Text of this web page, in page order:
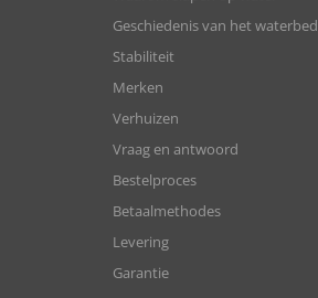
Geschiedenis van het waterbed
Stabiliteit
Merken
Verhuizen
Vraag en antwoord
Bestelproces
Betaalmethodes
Levering
Garantie